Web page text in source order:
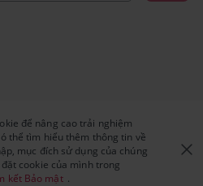
để nâng cao trải nghiệm
thể tìm hiểu thêm thông tin về
mục đích sử dụng của chúng
cookie của mình trong
kết Bảo mật .